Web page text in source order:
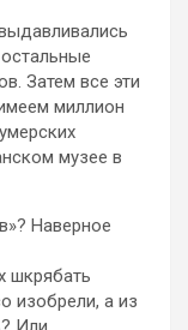
Затем все эти
миллион
музее в
Наверное
шкрябать
изобрели, а из